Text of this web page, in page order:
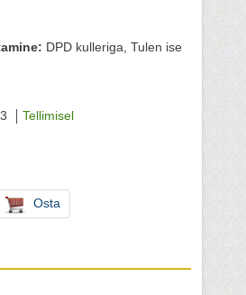
DPD kulleriga, Tulen ise
Tellimisel
Osta